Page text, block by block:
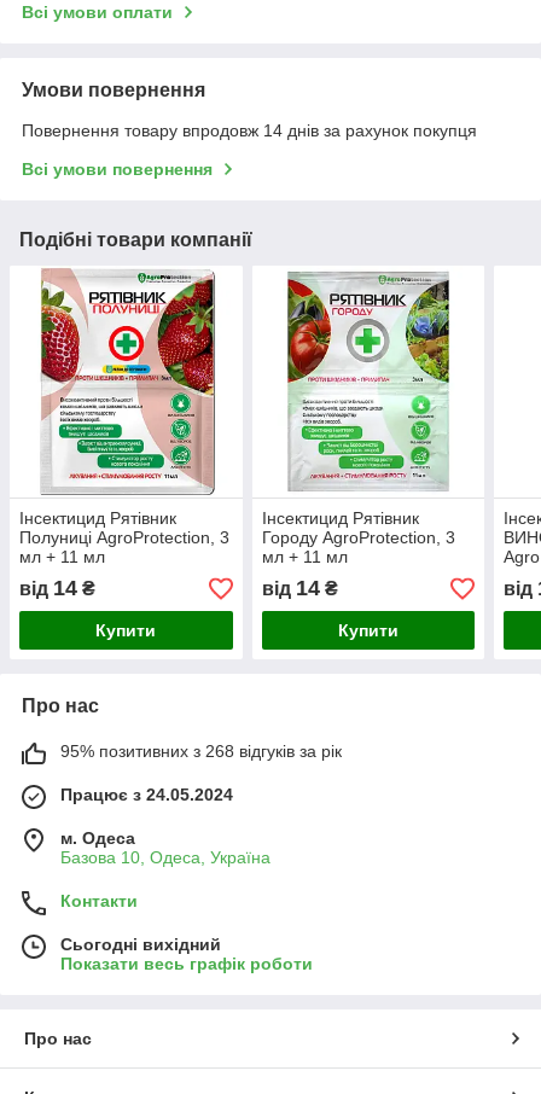
Всі умови оплати
Умови повернення
Повернення товару впродовж 14 днів за рахунок покупця
Всі умови повернення
Подібні товари компанії
Інсектицид Рятівник
Полуниці AgroProtection, 3
мл + 11 мл
від 14 ₴
Купити
Інсектицид Рятівник
Городу AgroProtection, 3
мл + 11 мл
від 14₴
Купити
мл
від
Про нас
95% позитивних з 268 відгуків за рік
Працює з 24.05.2024
м. Одеса
Базова 10, Одеса, Україна
Контакти
Сьогодні вихідний
Показати весь графік роботи
Про нас